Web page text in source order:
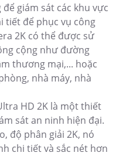
giám sát các khu vực
tiết để phục vụ công
2K có thể được sử
cộng như đường
thương mại,... hoặc
nhà máy, nhà
HD 2K là một thiết
sát an ninh hiện đại.
độ phân giải 2K, nó
chi tiết và sắc nét hơn